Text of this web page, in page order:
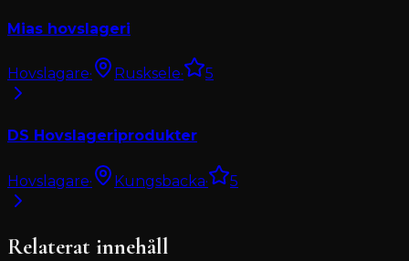
Mias hovslageri
Hovslagare· Rusksele· 5
DS Hovslageriprodukter
Hovslagare· Kungsbacka· 5
Relaterat innehåll